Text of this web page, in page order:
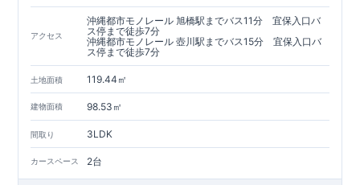
アクセス
沖縄都市モノレール 旭橋駅までバス11分 宜保入口バ
ス停まで徒歩7分
沖縄都市モノレール 壺川駅までバス15分 宜保入口バ
ス停まで徒歩7分
土地面積 119.44㎡
建物面積 98.53㎡
間取り 3LDK
カースペース 2台